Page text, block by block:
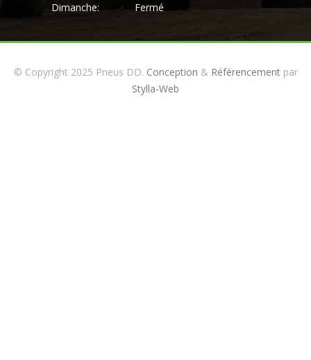
Dimanche:
Fermé
© Copyright 2025 Pneus DD. Conception & Référencementpar
Stylla-Web